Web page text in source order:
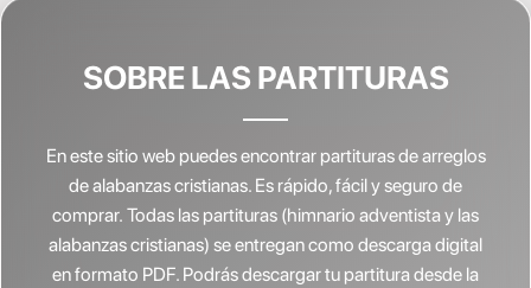
SOBRE LAS PARTITURAS
En este sitio web puedes encontrar partituras de arreglos
de alabanzas cristianas. Es rápido, fácil y seguro de
comprar. Todas las partituras (himnario adventista y las
alabanzas cristianas) se entregan como descarga digital
en formato PDF. Podrás descargar tu partitura desde la